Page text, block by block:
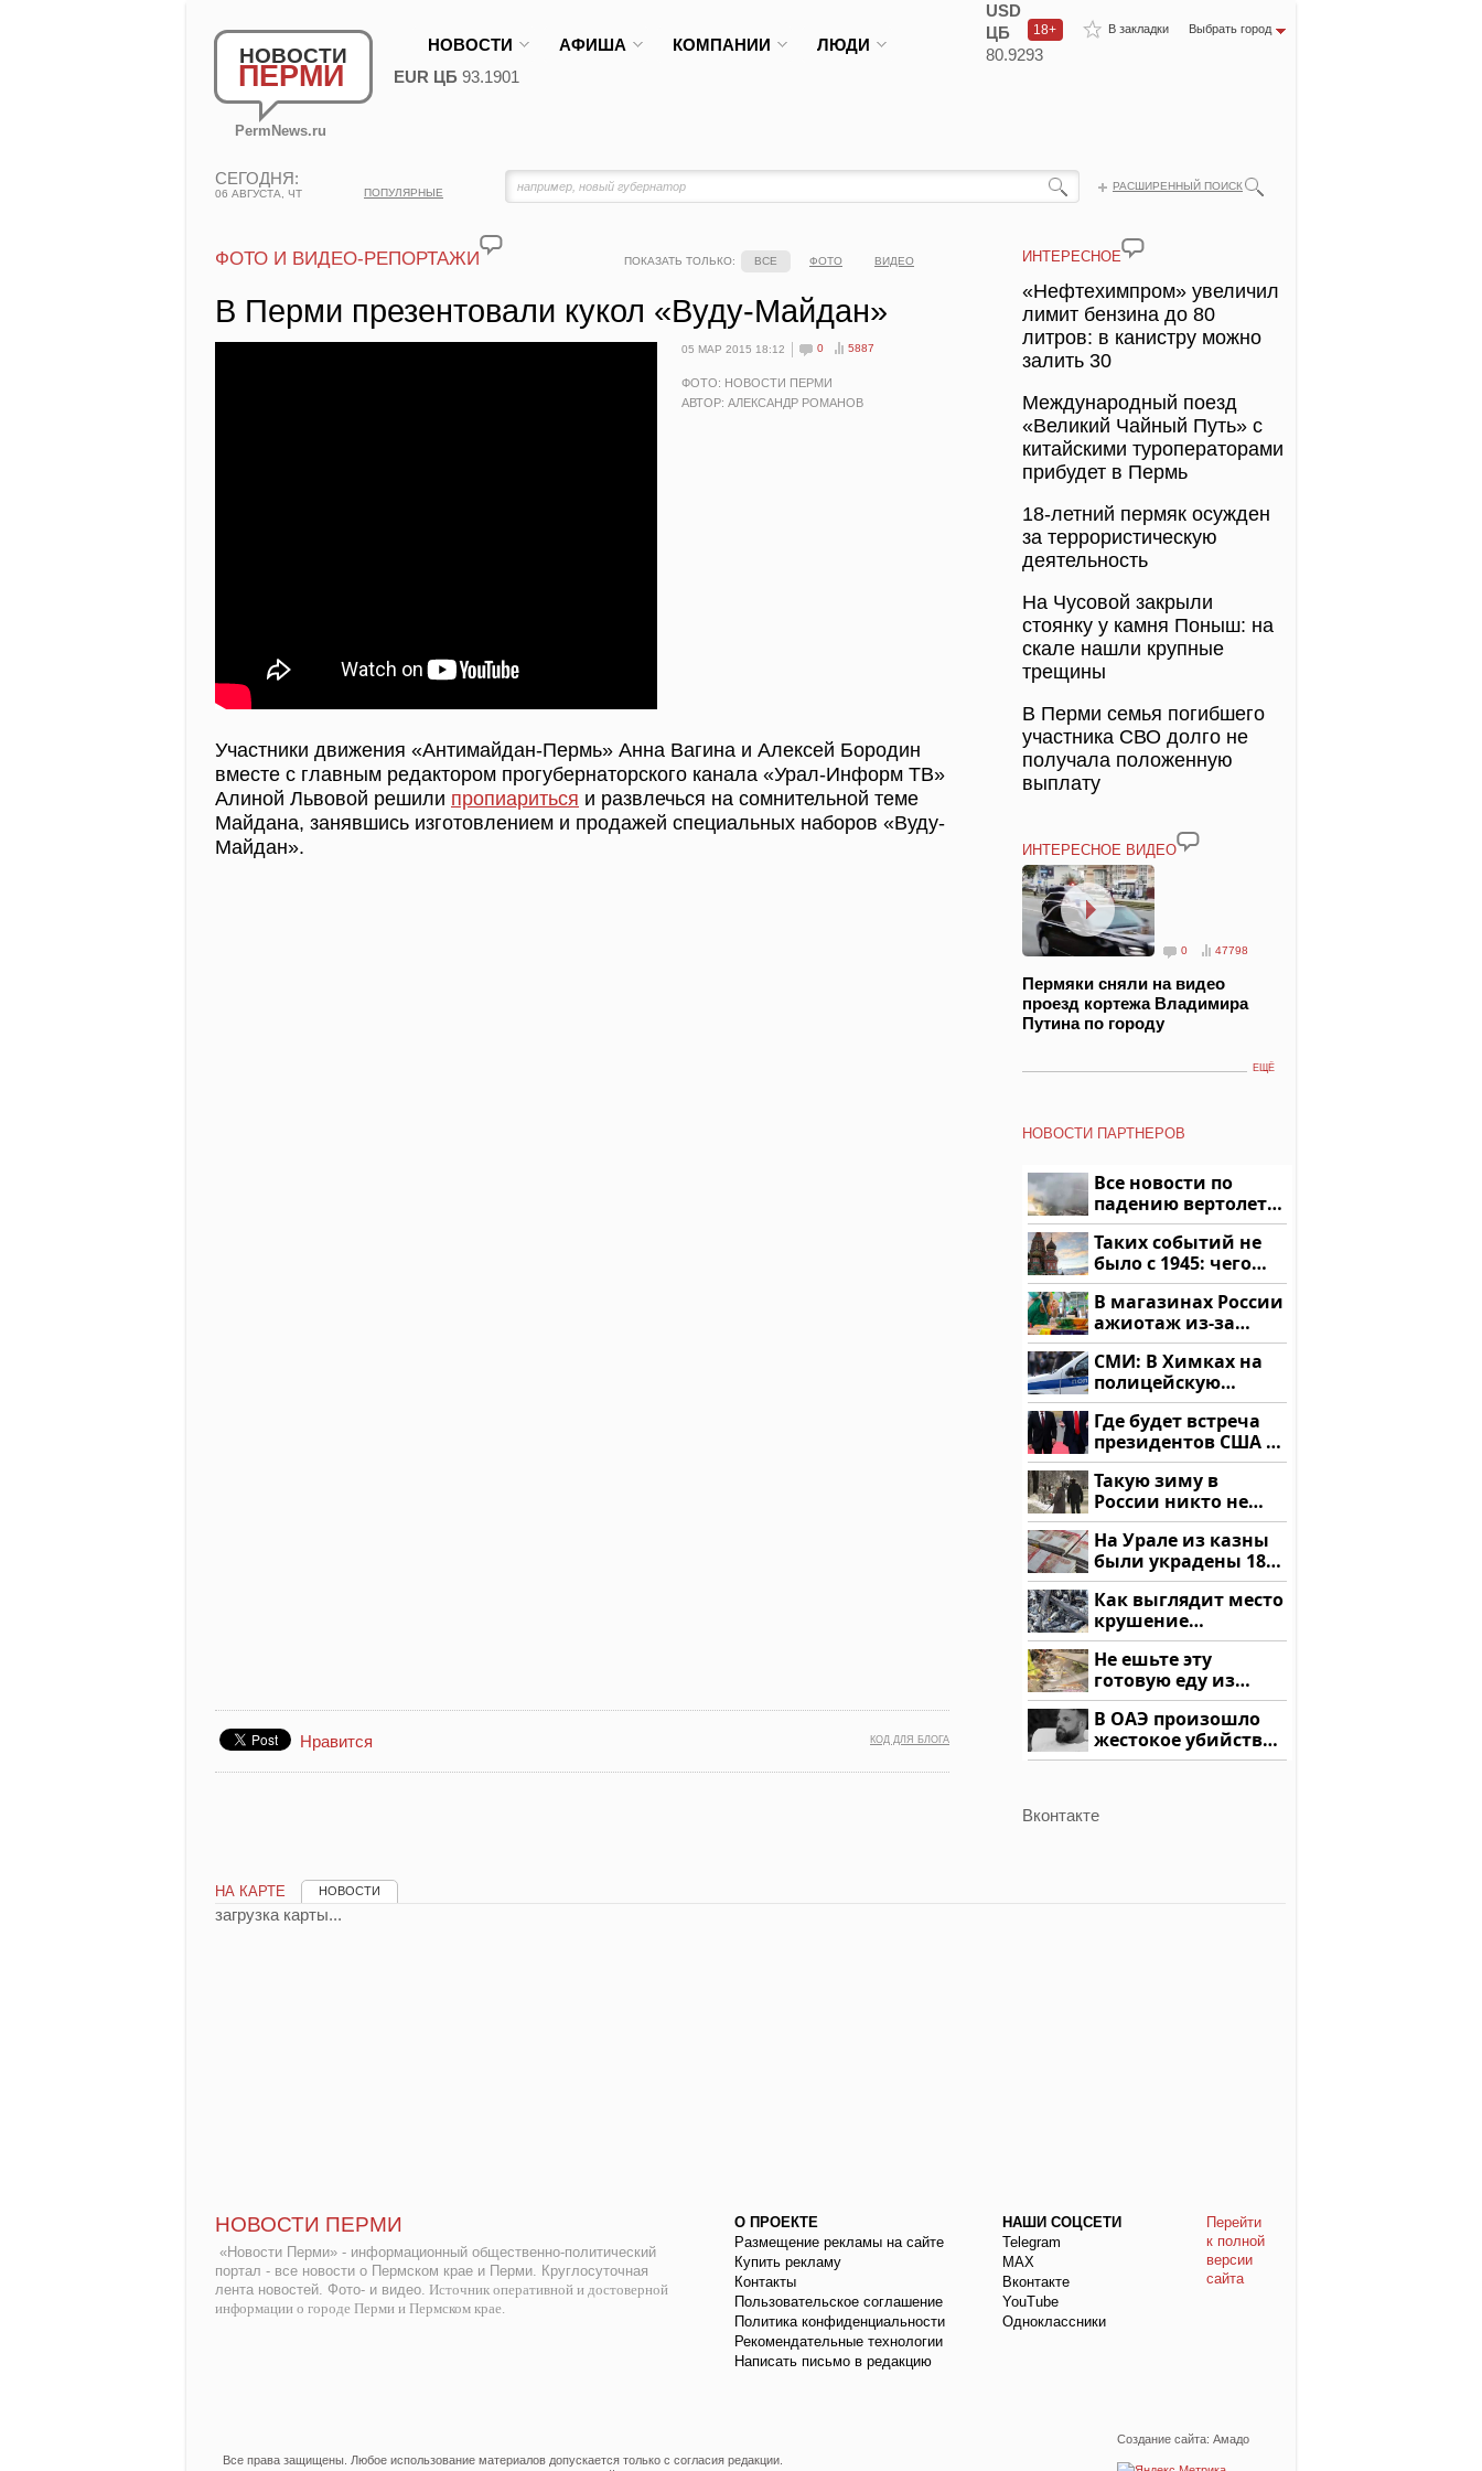
НОВОСТИ
ПЕРМИ
PermNews.ru
В закладки Выбрать город
18+
НОВОСТИ АФИША КОМПАНИИ ЛЮДИ
USD
ЦБ
80.9293
EUR ЦБ 93.1901
СЕГОДНЯ:
06 АВГУСТА, ЧТ
РАСШИРЕННЫЙ ПОИСК
ПОПУЛЯРНЫЕ
ПОКАЗАТЬ ТОЛЬКО: ВСЕ ФОТО ВИДЕО
ФОТО И ВИДЕО-РЕПОРТАЖИ
В Перми презентовали кукол «Вуду-Майдан»
05 МАР 2015 18:12 0 5887
ФОТО: НОВОСТИ ПЕРМИ
АВТОР: АЛЕКСАНДР РОМАНОВ
Участники движения «Антимайдан-Пермь» Анна Вагина и Алексей Бородин
вместе с главным редактором прогубернаторского канала «Урал-Информ ТВ»
Алиной Львовой решили пропиариться и развлечься на сомнительной теме
Майдана, занявшись изготовлением и продажей специальных наборов «Вуду-
Майдан».
КОД ДЛЯ БЛОГА
Нравится
ИНТЕРЕСНОЕ
«Нефтехимпром» увеличил
лимит бензина до 80
литров: в канистру можно
залить 30
Международный поезд
«Великий Чайный Путь» с
китайскими туроператорами
прибудет в Пермь
18-летний пермяк осужден
за террористическую
деятельность
На Чусовой закрыли
стоянку у камня Поныш: на
скале нашли крупные
трещины
В Перми семья погибшего
участника СВО долго не
получала положенную
выплату
ИНТЕРЕСНОЕ ВИДЕО
0 47798
Пермяки сняли на видео
проезд кортежа Владимира
Путина по городу
ЕЩЁ
НОВОСТИ ПАРТНЕРОВ
Все новости по
падению вертолета
на Кавказе: читать
здесь
Таких событий не
было с 1945: чего
ждать всем нам?
В магазинах России
ажиотаж из-за
этого продукта: что
купить?
СМИ: В Химках на
полицейскую
машину напали и
подожгли.
Где будет встреча
президентов США и
России: Европа?
Такую зиму в
России никто не
ждал: как так?!
На Урале из казны
были украдены 18
миллионов рублей
Как выглядит место
крушение
вертолета на
Кавказе: смотреть
Не ешьте эту
готовую еду из
магазина: список
В ОАЭ произошло
жестокое убийство
криптомиллионера
Вконтакте
НА КАРТЕ НОВОСТИ
загрузка карты...
НОВОСТИ ПЕРМИ
«Новости Перми» - информационный общественно-политический
портал - все новости о Пермском крае и Перми. Круглосуточная
лента новостей. Фото- и видео. Источник оперативной и достоверной
информации о городе Перми и Пермском крае.
О ПРОЕКТЕ
Размещение рекламы на сайте
Купить рекламу
Контакты
Пользовательское соглашение
Политика конфиденциальности
Рекомендательные технологии
Написать письмо в редакцию
НАШИ СОЦСЕТИ
Telegram
МАХ
Вконтакте
YouTube
Одноклассники
Перейти
к полной
версии
сайта
Создание сайта: Амадо
Все права защищены. Любое использование материалов допускается только с согласия редакции.